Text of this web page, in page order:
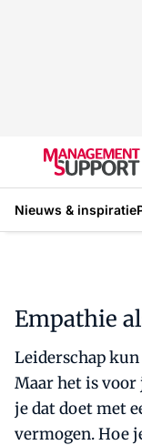
Nieuws & inspiratie
Empathie
Leiderschap
Maar het is voor
je dat doet met
vermogen. Hoe